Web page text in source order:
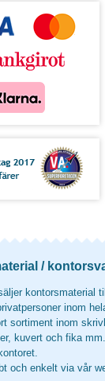
/
kontorsmaterial
inom
sortiment inom
kuvert och fika
och enkelt via vår